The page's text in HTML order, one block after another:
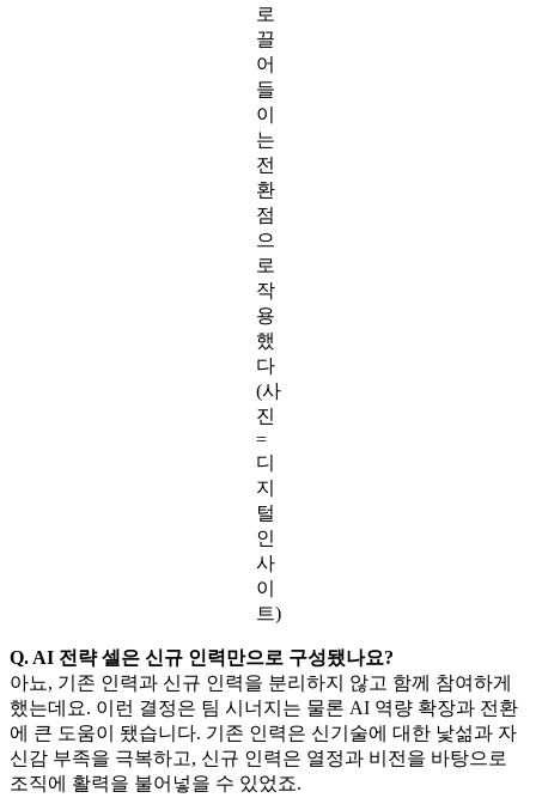
로
끌
어
들
이
는
전
환
점
으
로
작
용
했
다
(사
진
=
디
지
털
인
사
이
트)
Q. AI 전략 셀은 신규 인력만으로 구성됐나요?
아뇨, 기존 인력과 신규 인력을 분리하지 않고 함께 참여하게
했는데요. 이런 결정은 팀 시너지는 물론 AI 역량 확장과 전환
에 큰 도움이 됐습니다. 기존 인력은 신기술에 대한 낯섦과 자
신감 부족을 극복하고, 신규 인력은 열정과 비전을 바탕으로
조직에 활력을 불어넣을 수 있었죠.